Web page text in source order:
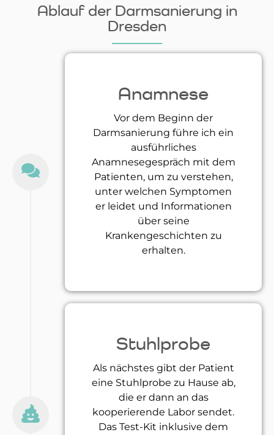
Ablauf der Darmsanierung in
Dresden
Anamnese
Vor dem Beginn der
Darmsanierung führe ich ein
ausführliches
Anamnesegespräch mit dem
Patienten, um zu verstehen,
unter welchen Symptomen
er leidet und Informationen
über seine
Krankengeschichten zu
erhalten.
Stuhlprobe
Als nächstes gibt der Patient
eine Stuhlprobe zu Hause ab,
die er dann an das
kooperierende Labor sendet.
Das Test-Kit inklusive dem